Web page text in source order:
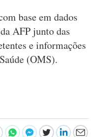
base em dados
AFP junto das
e informações
(OMS).